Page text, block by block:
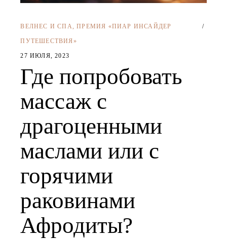
ВЕЛНЕС И СПА,ПРЕМИЯ «ПИАР ИНСАЙДЕР
ПУТЕШЕСТВИЯ»
27 ИЮЛЯ, 2023
Где попробовать
массаж с
драгоценными
маслами или с
горячими
раковинами
Афродиты?